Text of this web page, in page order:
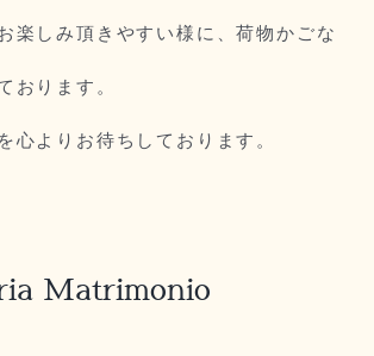
楽しみ頂きやすい様に、荷物かごな
おります。
心よりお待ちしております。
Matrimonio